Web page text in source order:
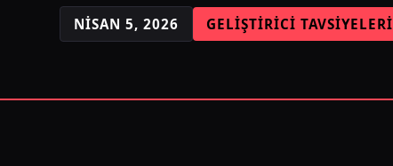
NISAN 5, 2026 GELIŞTIRICI TAVSIYELERI